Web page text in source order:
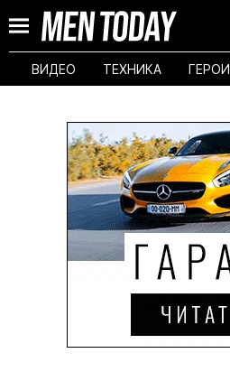
ВИДЕО ТЕХНИКА ГЕРОИ